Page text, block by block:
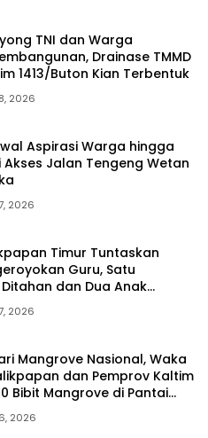
TNI dan Warga
Drainase TMMD
1413/Buton Kian Terbentuk
2026
Aspirasi Warga hingga
Akses Jalan Tengeng Wetan
2026
Timur Tuntaskan
Guru, Satu
dan Dua Anak
dengan Hukum Wajib Lapor
2026
Mangrove Nasional, Waka
dan Pemprov Kaltim
Bibit Mangrove di Pantai
2026